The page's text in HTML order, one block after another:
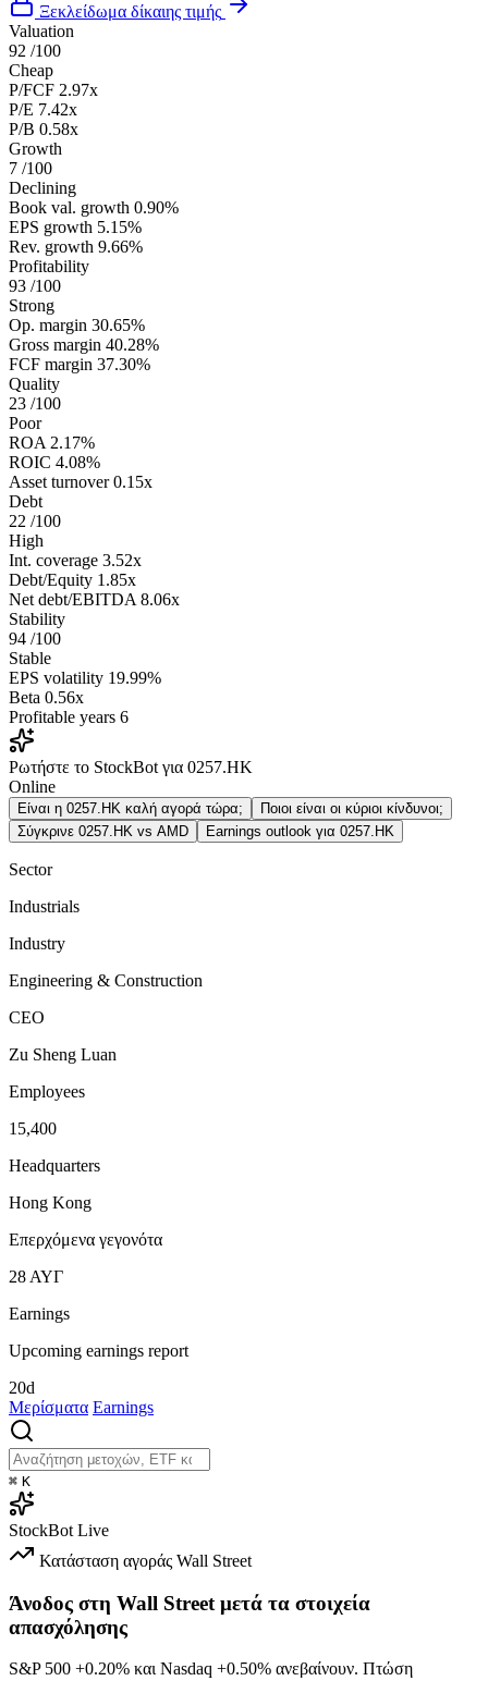
Ξεκλείδωμα δίκαιης τιμής
Valuation
92 /100
Cheap
P/FCF 2.97x
P/E 7.42x
P/B 0.58x
Growth
7 /100
Declining
Book val. growth 0.90%
EPS growth 5.15%
Rev. growth 9.66%
Profitability
93 /100
Strong
Op. margin 30.65%
Gross margin 40.28%
FCF margin 37.30%
Quality
23 /100
Poor
ROA 2.17%
ROIC 4.08%
Asset turnover 0.15x
Debt
22 /100
High
Int. coverage 3.52x
Debt/Equity 1.85x
Net debt/EBITDA 8.06x
Stability
94 /100
Stable
EPS volatility 19.99%
Beta 0.56x
Profitable years 6
Ρωτήστε το StockBot για 0257.HK
Online
Είναι η 0257.HK καλή αγορά τώρα;
Ποιοι είναι οι κύριοι κίνδυνοι;
Σύγκρινε 0257.HK vs AMD
Earnings outlook για 0257.HK
Sector
Industrials
Industry
Engineering & Construction
CEO
Zu Sheng Luan
Employees
15,400
Headquarters
Hong Kong
Επερχόμενα γεγονότα
28 ΑΥΓ
Earnings
Upcoming earnings report
20d
Μερίσματα Earnings
⌘ K
StockBot Live
Κατάσταση αγοράς Wall Street
Άνοδος στη Wall Street μετά τα στοιχεία
απασχόλησης
S&P 500 +0.20% και Nasdaq +0.50% ανεβαίνουν. Πτώση